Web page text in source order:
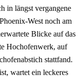
in längst vergangene
West noch am
Blicke auf das
Hochofenwerk, auf
stattfand.
wartet ein leckeres